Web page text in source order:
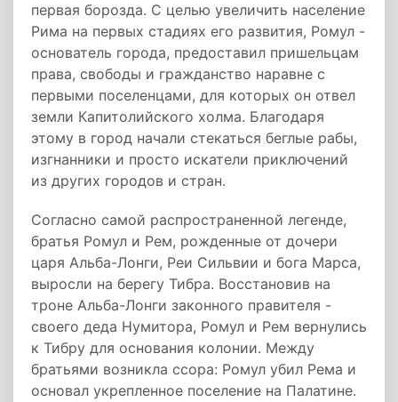
первая борозда. С целью увеличить население
Рима на первых стадиях его развития, Ромул -
основатель города, предоставил пришельцам
права, свободы и гражданство наравне с
первыми поселенцами, для которых он отвел
земли Капитолийского холма. Благодаря
этому в город начали стекаться беглые рабы,
изгнанники и просто искатели приключений
из других городов и стран.
Согласно самой распространенной легенде,
братья Ромул и Рем, рожденные от дочери
царя Альба-Лонги, Реи Сильвии и бога Марса,
выросли на берегу Тибра. Восстановив на
троне Альба-Лонги законного правителя -
своего деда Нумитора, Ромул и Рем вернулись
к Тибру для основания колонии. Между
братьями возникла ссора: Ромул убил Рема и
основал укрепленное поселение на Палатине.